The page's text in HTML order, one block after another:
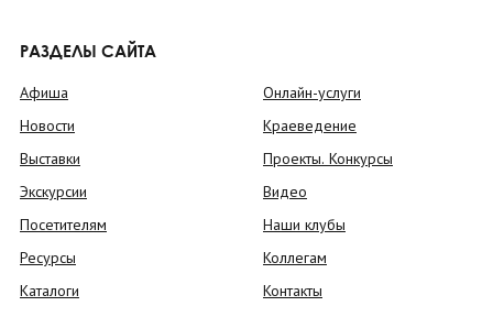
РАЗДЕЛЫ САЙТА
Афиша
Новости
Выставки
Экскурсии
Посетителям
Ресурсы
Каталоги
Онлайн-услуги
Краеведение
Проекты. Конкурсы
Видео
Наши клубы
Коллегам
Контакты